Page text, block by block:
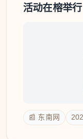
活动在榕举行
📰 东南网